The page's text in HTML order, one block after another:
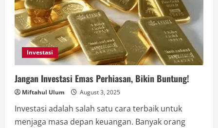
Investasi
Jangan Investasi Emas Perhiasan, Bikin Buntung!
Miftahul Ulum August 3, 2025
Investasi adalah salah satu cara terbaik untuk
menjaga masa depan keuangan. Banyak orang